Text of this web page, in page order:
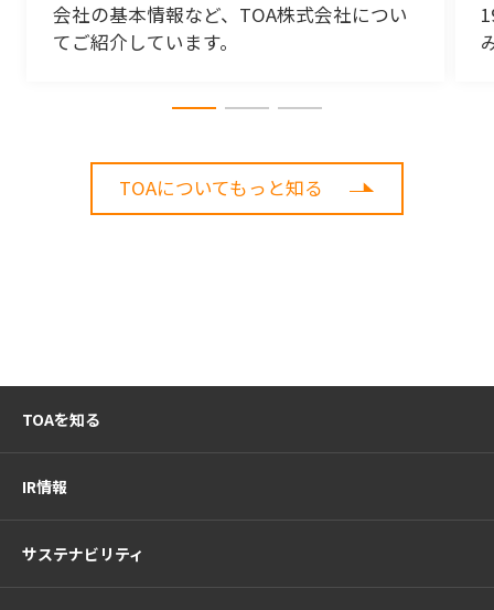
会社の基本情報など、TOA株式会社につい
てご紹介しています。
TOAについてもっと知る
TOAを知る
IR情報
サステナビリティ